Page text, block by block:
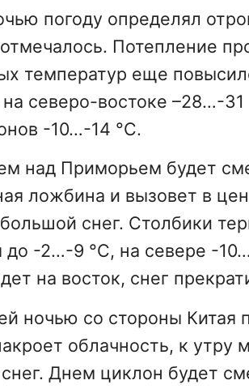
погоду определял
Потепление
температур еще
северо-востоке –28…-
-10…-14 °С.
над Приморьем будет
ложбина и вызовет в
снег. Столбики
до -2…-9 °С, на севере -
на восток, снег
ночью со стороны Китая
облачность, к утру
Днем циклон будет